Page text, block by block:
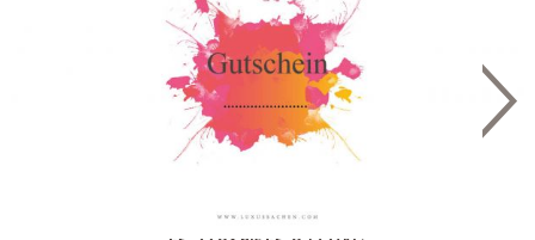
Geschenkgutschein